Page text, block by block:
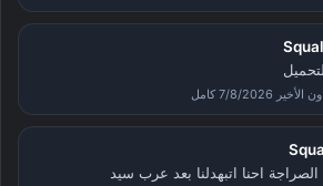
8/2026 كامل
احنا اتبهدلنا بعد عرب سيد